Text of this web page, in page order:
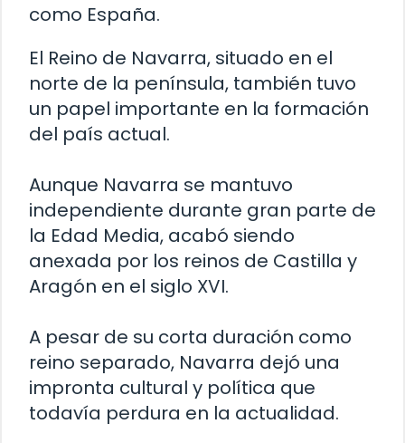
como España.
El Reino de Navarra, situado en el
norte de la península, también tuvo
un papel importante en la formación
del país actual.
Aunque Navarra se mantuvo
independiente durante gran parte de
la Edad Media, acabó siendo
anexada por los reinos de Castilla y
Aragón en el siglo XVI.
A pesar de su corta duración como
reino separado, Navarra dejó una
impronta cultural y política que
todavía perdura en la actualidad.